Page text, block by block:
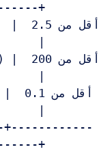
+